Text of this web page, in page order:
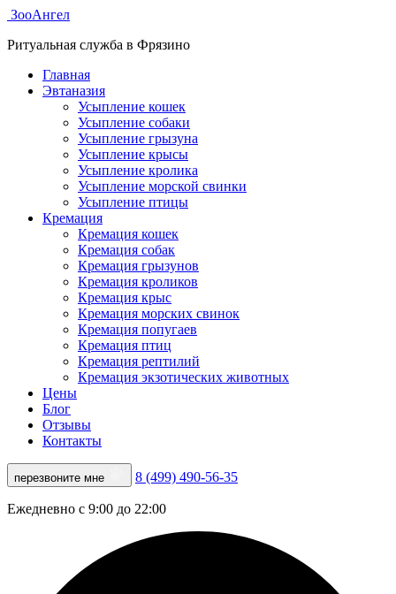
ЗооАнгел
Ритуальная служба в Фрязино
Главная
Эвтаназия
Усыпление кошек
Усыпление собаки
Усыпление грызуна
Усыпление крысы
Усыпление кролика
Усыпление морской свинки
Усыпление птицы
Кремация
Кремация кошек
Кремация собак
Кремация грызунов
Кремация кроликов
Кремация крыс
Кремация морских свинок
Кремация попугаев
Кремация птиц
Кремация рептилий
Кремация экзотических животных
Цены
Блог
Отзывы
Контакты
перезвоните мне 8 (499) 490-56-35
Ежедневно с 9:00 до 22:00